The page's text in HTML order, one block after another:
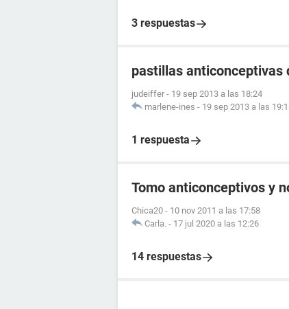
3 respuestas
pastillas anticonceptivas
judeiffer - 19 sep 2013 a las 18:24
marlene-ines - 19 sep 2013 a las
1 respuesta
Tomo anticonceptivos y
Chica20 - 10 nov 2011 a las 17:58
Carla. - 17 jul 2020 a las 12:26
14 respuestas